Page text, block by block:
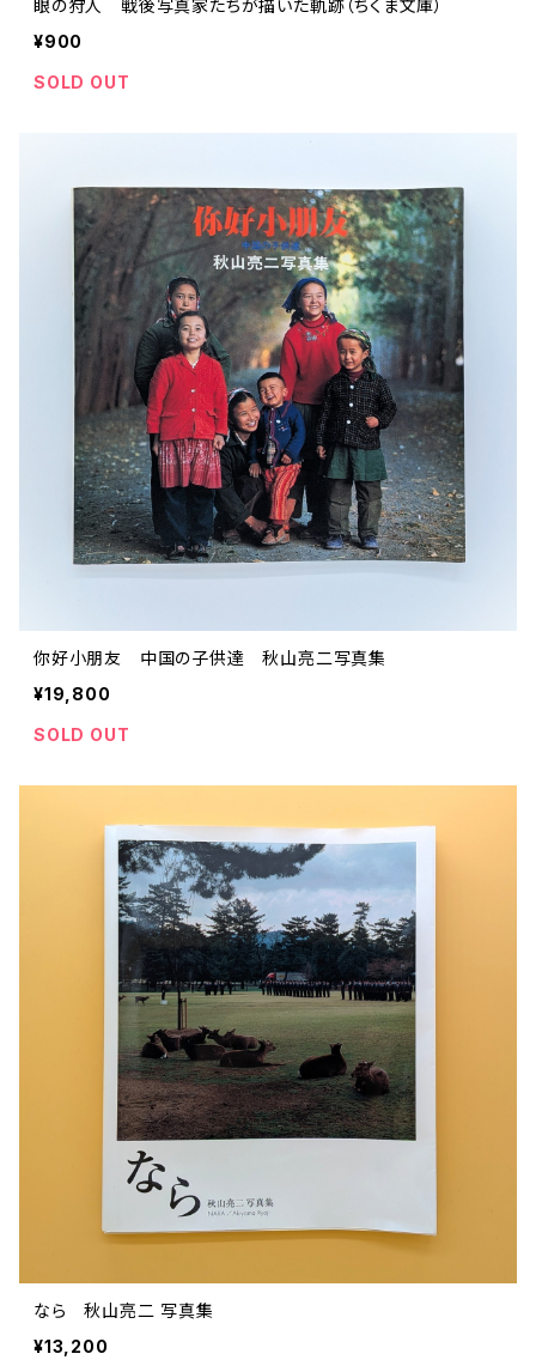
眼の狩人 戦後写真家たちが描いた軌跡（ちくま文庫）
¥900
SOLD OUT
你好小朋友 中国の子供達 秋山亮二写真集
¥19,800
SOLD OUT
なら 秋山亮二 写真集
¥13,200